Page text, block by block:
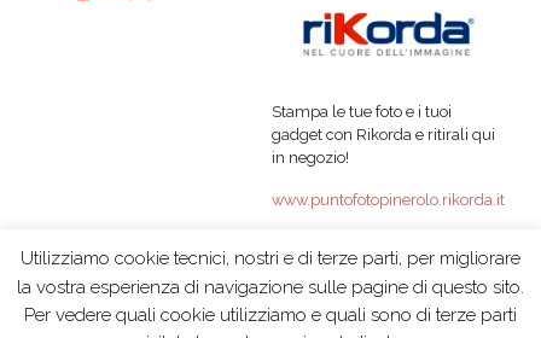
Stampa le tue foto e i tuoi
gadget con Rikorda e ritirali qui
in negozio!
www.puntofotopinerolo.rikorda.it
© 2015 PUNTO FOTO P.IVA 06980680018
Utilizziamo cookie tecnici, nostri e di terze parti, per migliorare
la vostra esperienza di navigazione sulle pagine di questo sito.
Per vedere quali cookie utilizziamo e quali sono di terze parti